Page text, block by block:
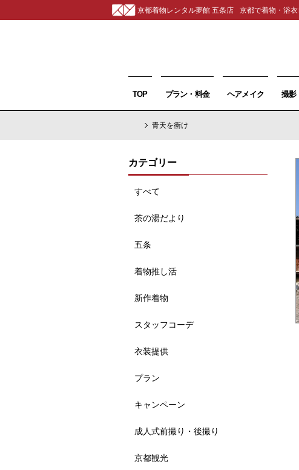
京都着物レンタル夢館 五条店 京都で着物・浴
TOP プラン・料金 ヘアメイク 撮影
青天を衝け
カテゴリー
すべて
茶の湯だより
五条
着物推し活
新作着物
スタッフコーデ
衣装提供
プラン
キャンペーン
成人式前撮り・後撮り
京都観光